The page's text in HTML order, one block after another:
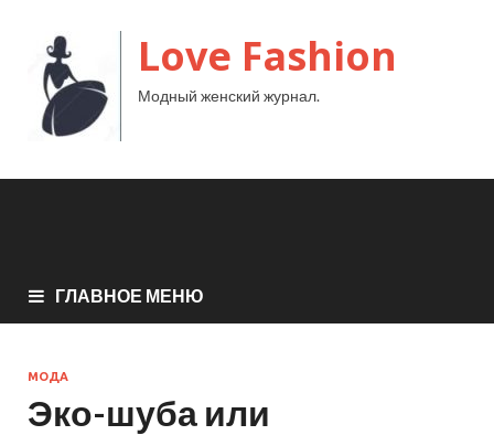
Love Fashion
Модный женский журнал.
ГЛАВНОЕ МЕНЮ
МОДА
Эко-шуба или